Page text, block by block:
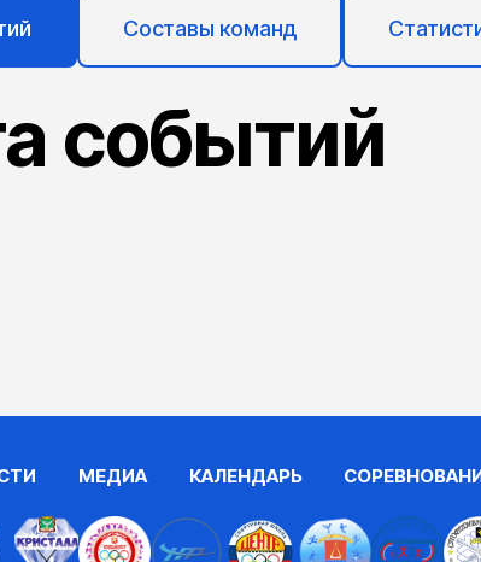
Составы команд
событий
МЕДИА КАЛЕНДАРЬ